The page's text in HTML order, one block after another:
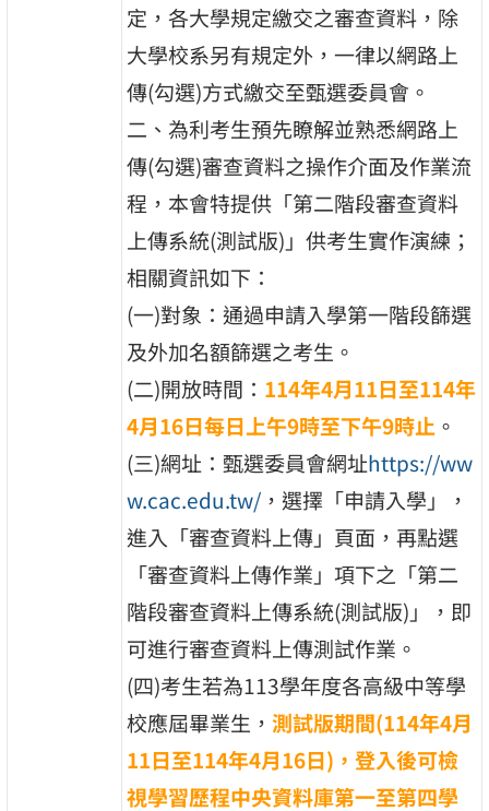
定，各大學規定繳交之審查資料，除
大學校系另有規定外，一律以網路上
傳(勾選)方式繳交至甄選委員會。
二、為利考生預先瞭解並熟悉網路上
傳(勾選)審查資料之操作介面及作業流
程，本會特提供「第二階段審查資料
上傳系統(測試版)」供考生實作演練；
相關資訊如下：
(一)對象：通過申請入學第一階段篩選
及外加名額篩選之考生。
(二)開放時間： 114年4月11日至114年
4月16日每日上午9時至下午9時止 。
(三)網址：甄選委員會網址https://ww
w.cac.edu.tw/ ，選擇「申請入學」，
進入「審查資料上傳」頁面，再點選
「審查資料上傳作業」項下之「第二
階段審查資料上傳系統(測試版)」，即
可進行審查資料上傳測試作業。
(四)考生若為113學年度各高級中等學
校應屆畢業生，測試版期間(114年4月
11日至114年4月16日)，登入後可檢
視學習歷程中央資料庫第一至第四學